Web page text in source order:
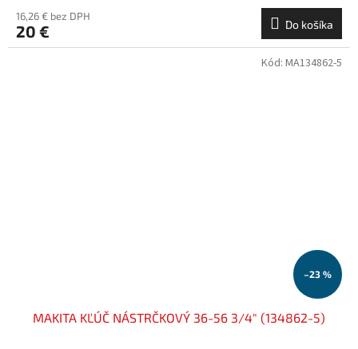
16,26 € bez DPH
20 € Do košíka
–23 %
MAKITA KĽÚČ NÁSTRČKOVÝ 36-56 3/4" (134862-5)
Kód: MA134862-5